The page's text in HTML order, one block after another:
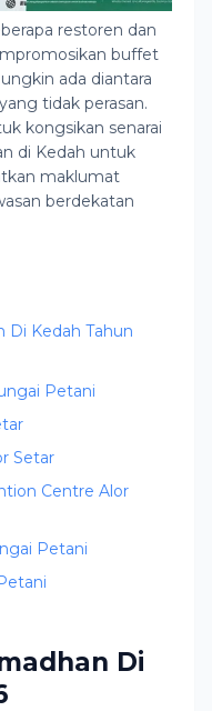
restoren dan
buffet
ada diantara
tidak perasan.
kongsikan senarai
di Kedah untuk
maklumat
berdekatan
Di Kedah Tahun
Petani
Setar
Centre Alor
Petani
Di